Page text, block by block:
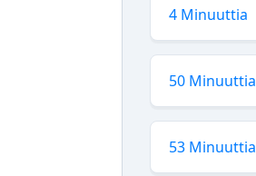
4 Minuuttia
50 Minuuttia
53 Minuuttia